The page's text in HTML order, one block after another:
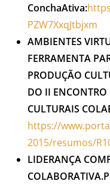
ConchaAtiva:
PZW7XxqJtbjxm
AMBIENTES
FERRAMENTA
PRODUÇÃO
DO II
CULTURAIS
https://
2015/resumos/
LIDERANÇA